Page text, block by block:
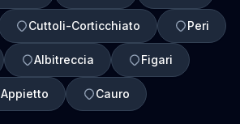
Cuttoli-Corticchiato Peri
Albitreccia Figari
Appietto Cauro